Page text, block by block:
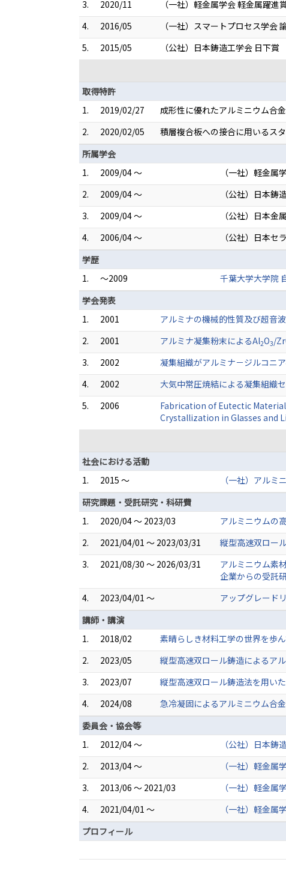
3.
2020/11
（一社）軽金属学会 軽金属躍進
4.
2016/05
（一社）スマートプロセス学会
5.
2015/05
（公社）日本鋳造工学会 日下賞
取得特許
1.
2019/02/27
成形性に優れたアルミニウム合金
2.
2020/02/05
積層複合板への接合に用いるス
所属学会
1.
2009/04 ～
（一社）軽金属
2.
2009/04 ～
（公社）日本鋳
3.
2009/04 ～
（公社）日本金
4.
2006/04 ～
（公社）日本セ
学歴
1.
～2009
千葉大学大学院
学会発表
1.
2001
アルミナの機械的性質及び超音
2.
2001 アルミナ凝集粉末によるAl2O3/
3.
2002
凝集組織がアルミナ－ジルコニ
4.
2002
大気中常圧焼結による凝集組織
5.
2006
Fabrication of Eutectic
Crystallization in Glasses and
社会における活動
1.
2015 ～
（一社）アル
研究課題・受託研究・科研費
1.
2020/04 ～ 2023/03
アルミニウムの
2.
2021/04/01 ～ 2023/03/31
縦型高速双ロー
3.
2021/08/30 ～ 2026/03/31
アルミニウム素
企業からの受託
4.
2023/04/01 ～
アップグレード
講師・講演
1.
2018/02
素晴らしき材料工学の世界を歩
2.
2023/05
縦型高速双ロール鋳造によるア
3.
2023/07
縦型高速双ロール鋳造法を用い
4.
2024/08
急冷凝固によるアルミニウム合
委員会・協会等
1.
2012/04 ～
（公社）日本鋳
2.
2013/04 ～
（一社）軽金属
3.
2013/06 ～ 2021/03
（一社）軽金属
4.
2021/04/01 ～
（一社）軽金属
プロフィール